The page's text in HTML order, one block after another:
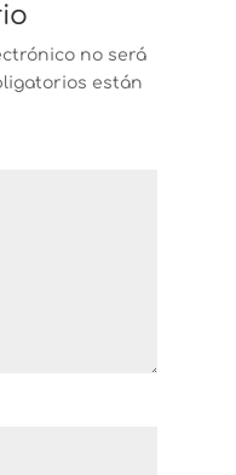
no será
están